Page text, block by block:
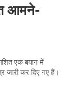
आमने-
एक बयान में
जारी कर दिए गए हैं।